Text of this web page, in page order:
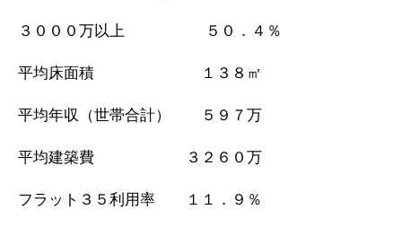
３０００万以上 ５０．４％
平均床面積 １３８㎡
平均年収（世帯合計） ５９７万
平均建築費 ３２６０万
フラット３５利用率 １１．９％